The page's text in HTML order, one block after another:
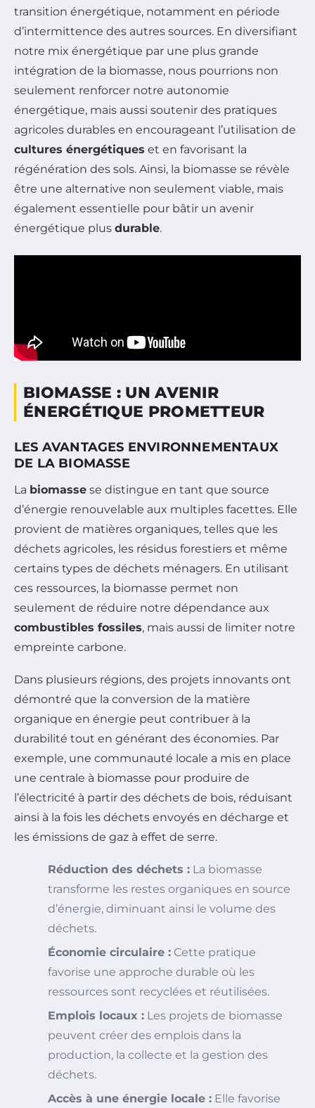
transition énergétique, notamment en période
d’intermittence des autres sources. En diversifiant
notre mix énergétique par une plus grande
intégration de la biomasse, nous pourrions non
seulement renforcer notre autonomie
énergétique, mais aussi soutenir des pratiques
agricoles durables en encourageant l’utilisation de
cultures énergétiques et en favorisant la
régénération des sols. Ainsi, la biomasse se révèle
être une alternative non seulement viable, mais
également essentielle pour bâtir un avenir
énergétique plus durable.
BIOMASSE : UN AVENIR
ÉNERGÉTIQUE PROMETTEUR
LES AVANTAGES ENVIRONNEMENTAUX
DE LA BIOMASSE
La biomasse se distingue en tant que source
d’énergie renouvelable aux multiples facettes. Elle
provient de matières organiques, telles que les
déchets agricoles, les résidus forestiers et même
certains types de déchets ménagers. En utilisant
ces ressources, la biomasse permet non
seulement de réduire notre dépendance aux
combustibles fossiles, mais aussi de limiter notre
empreinte carbone.
Dans plusieurs régions, des projets innovants ont
démontré que la conversion de la matière
organique en énergie peut contribuer à la
durabilité tout en générant des économies. Par
exemple, une communauté locale a mis en place
une centrale à biomasse pour produire de
l’électricité à partir des déchets de bois, réduisant
ainsi à la fois les déchets envoyés en décharge et
les émissions de gaz à effet de serre.
Réduction des déchets : La biomasse
transforme les restes organiques en source
d’énergie, diminuant ainsi le volume des
déchets.
Économie circulaire : Cette pratique
favorise une approche durable où les
ressources sont recyclées et réutilisées.
Emplois locaux : Les projets de biomasse
peuvent créer des emplois dans la
production, la collecte et la gestion des
déchets.
Accès à une énergie locale : Elle favorise